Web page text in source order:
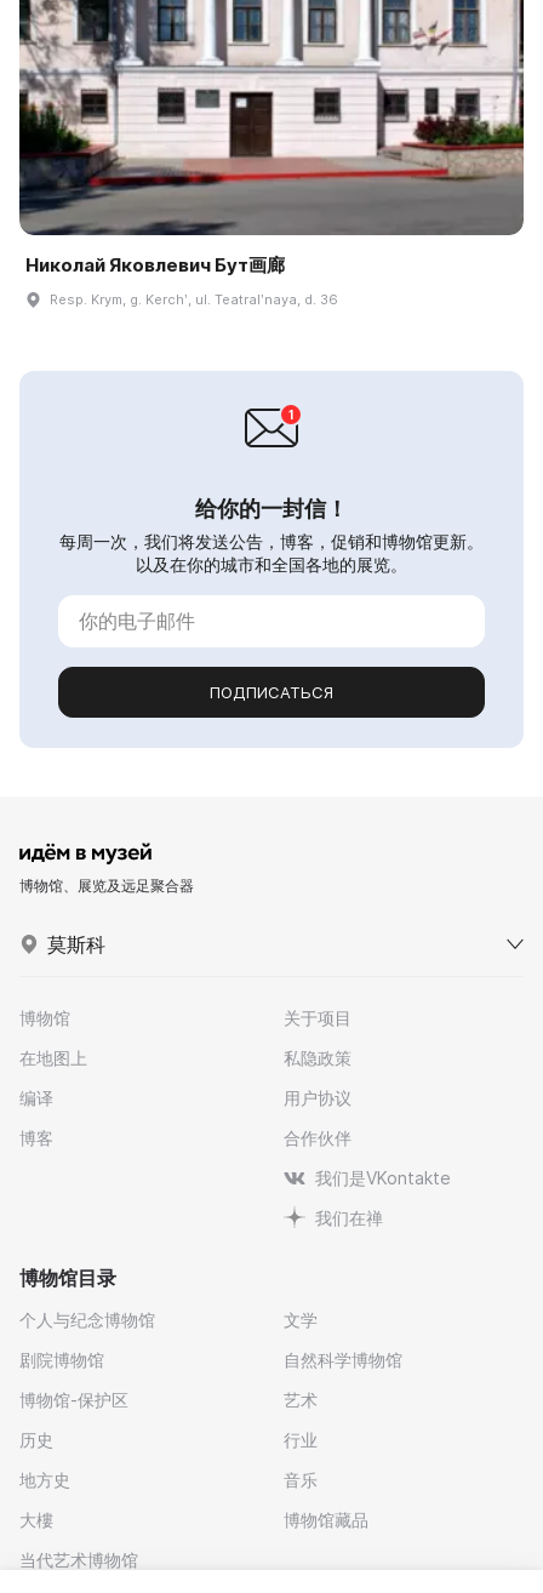
Николай Яковлевич Бут画廊
Resp. Krym, g. Kerchʹ, ul. Teatralʹnaya, d. 36
给你的一封信！
每周一次，我们将发送公告，博客，促销和博物馆更新。
以及在你的城市和全国各地的展览。
ПОДПИСАТЬСЯ
博物馆、展览及远足聚合器
莫斯科
博物馆
在地图上
编译
博客
关于项目
私隐政策
用户协议
合作伙伴
我们是VKontakte
我们在禅
博物馆目录
个人与纪念博物馆
剧院博物馆
博物馆-保护区
历史
地方史
大樓
当代艺术博物馆
文学
自然科学博物馆
艺术
行业
音乐
博物馆藏品